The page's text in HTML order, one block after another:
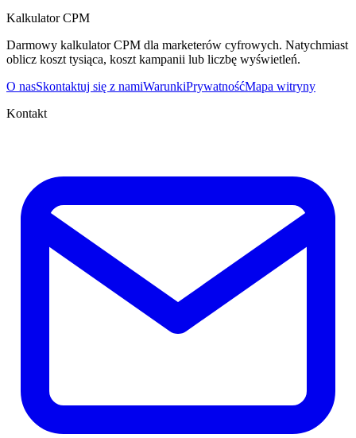
Kalkulator CPM
Darmowy kalkulator CPM dla marketerów cyfrowych. Natychmiast
oblicz koszt tysiąca, koszt kampanii lub liczbę wyświetleń.
O nasSkontaktuj się z namiWarunkiPrywatnośćMapa witryny
Kontakt